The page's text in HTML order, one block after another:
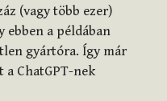
(vagy több ezer)
ebben a példában
gyártóra. Így már
ChatGPT-nek